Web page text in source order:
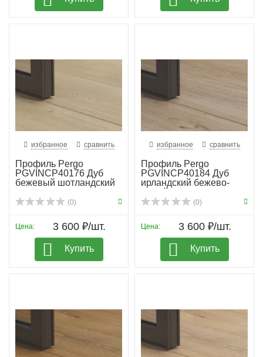
избранное сравнить
Профиль Pergo
PGVINCP40176 Дуб
бежевый шотландский
(0)
Цена: 3 600 ₽/шт.
Купить
избранное сравнить
Профиль Pergo
PGVINCP40184 Дуб
ирландский бежево-
серый
(0)
Цена: 3 600 ₽/шт.
Купить